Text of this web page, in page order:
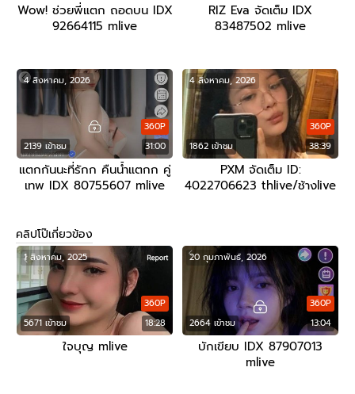
Wow! ช่วยพี่แตก ถอดบน IDX
92664115 mlive
RIZ Eva จัดเต็ม IDX
83487502 mlive
2139 เข้าชม 31:00
360P
4 สิงหาคม, 2026
แตกกันนะที่รักก คืนน้ำแตกก คู่
เทพ IDX 80755607 mlive
1862 เข้าชม 38:39
360P
4 สิงหาคม, 2026
PXM จัดเต็ม ID:
4022706623 thlive/ช้างlive
คลิปโป๊เกี่ยวข้อง
5671 เข้าชม 18:28
360P
1 สิงหาคม, 2025
ใจบุญ mlive
2664 เข้าชม 13:04
360P
20 กุมภาพันธ์, 2026
บักเขียบ IDX 87907013
mlive